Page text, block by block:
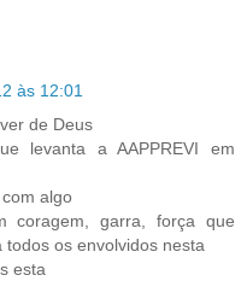
às 12:01
de Deus
levanta a AAPPREVI em
algo
coragem, garra, força que
os envolvidos nesta
esta